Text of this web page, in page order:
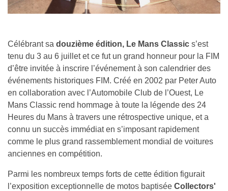
Célébrant sa douzième édition, Le Mans Classic s’est
tenu du 3 au 6 juillet et ce fut un grand honneur pour la FIM
d’être invitée à inscrire l’événement à son calendrier des
événements historiques FIM. Créé en 2002 par Peter Auto
en collaboration avec l’Automobile Club de l’Ouest, Le
Mans Classic rend hommage à toute la légende des 24
Heures du Mans à travers une rétrospective unique, et a
connu un succès immédiat en s’imposant rapidement
comme le plus grand rassemblement mondial de voitures
anciennes en compétition.
Parmi les nombreux temps forts de cette édition figurait
l’exposition exceptionnelle de motos baptisée Collectors'